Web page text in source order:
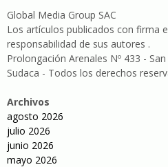
Global Media Group SAC
Los artículos publicados con firma
responsabilidad de sus autores .
Prolongación Arenales Nº 433 -
Sudaca - Todos los derechos
Archivos
agosto 2026
julio 2026
junio 2026
mayo 2026